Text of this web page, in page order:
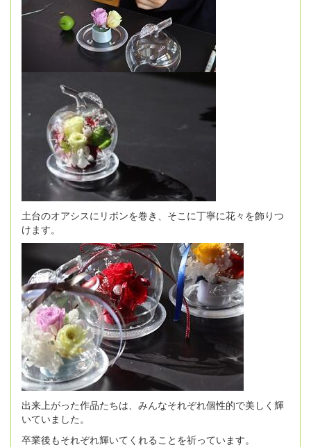
土台のオアシスにリボンを巻き、そこに丁寧に花々を飾りつ
けます。
出来上がった作品たちは、みんなそれぞれ個性的で美しく輝
いていました。
卒業後もそれぞれ輝いてくれることを祈っています。